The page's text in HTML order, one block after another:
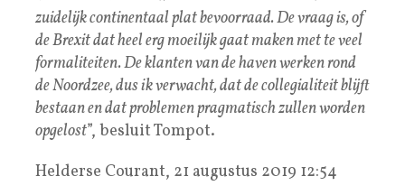
zuidelijk continentaal plat bevoorraad. De vraag is, of
de Brexit dat heel erg moeilijk gaat maken met te veel
formaliteiten. De klanten van de haven werken rond
de Noordzee, dus ik verwacht, dat de collegialiteit blijft
bestaan en dat problemen pragmatisch zullen worden
opgelost”, besluit Tompot.
Helderse Courant, 21 augustus 2019 12:54